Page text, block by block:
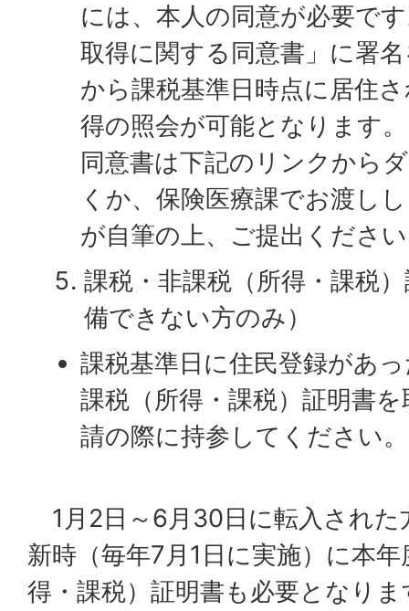
には、本人の同意が必要で
取得に関する同意書」に署
から課税基準日時点に居住
得の照会が可能となります。
同意書は下記のリンクから
くか、保険医療課でお渡し
が自筆の上、ご提出くださ
課税・非課税（所得・課税
備できない方のみ）
課税基準日に住民登録があ
課税（所得・課税）証明書
請の際に持参してください。
1月2日～6月30日に転入された
新時（毎年7月1日に実施）に本
得・課税）証明書も必要となりま